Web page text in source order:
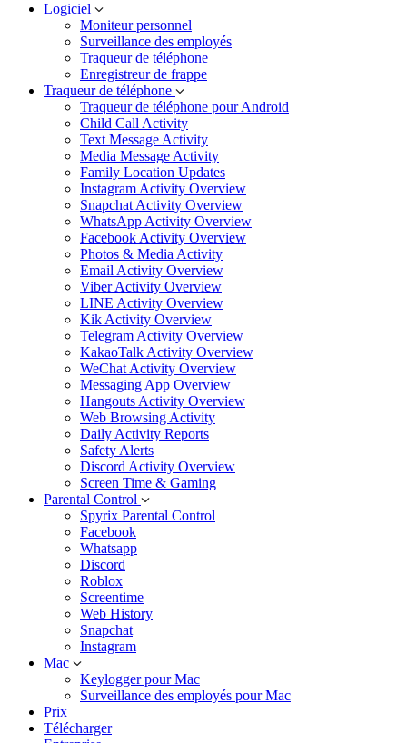
Logiciel
Moniteur personnel
Surveillance des employés
Traqueur de téléphone
Enregistreur de frappe
Traqueur de téléphone
Traqueur de téléphone pour Android
Child Call Activity
Text Message Activity
Media Message Activity
Family Location Updates
Instagram Activity Overview
Snapchat Activity Overview
WhatsApp Activity Overview
Facebook Activity Overview
Photos & Media Activity
Email Activity Overview
Viber Activity Overview
LINE Activity Overview
Kik Activity Overview
Telegram Activity Overview
KakaoTalk Activity Overview
WeChat Activity Overview
Messaging App Overview
Hangouts Activity Overview
Web Browsing Activity
Daily Activity Reports
Safety Alerts
Discord Activity Overview
Screen Time & Gaming
Parental Control
Spyrix Parental Control
Facebook
Whatsapp
Discord
Roblox
Screentime
Web History
Snapchat
Instagram
Mac
Keylogger pour Mac
Surveillance des employés pour Mac
Prix
Télécharger